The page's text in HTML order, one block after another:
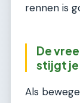
rennen is
De
stijgt je
Als